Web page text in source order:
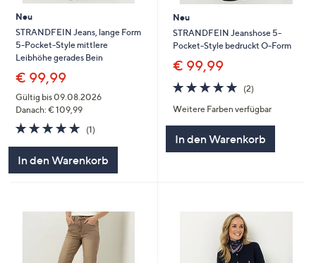
Neu
STRANDFEIN Jeans, lange Form
5-Pocket-Style mittlere
Leibhöhe gerades Bein
€ 99,99
Gültig bis 09.08.2026
Danach: € 109,99
5.0
von
5
(1)
In den Warenkorb
Neu
STRANDFEIN Jeanshose 5-
Pocket-Style bedruckt O-Form
€ 99,99
5.0
von
5
(2)
Weitere Farben verfügbar
In den Warenkorb